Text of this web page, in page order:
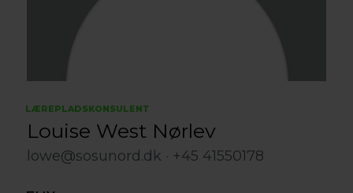
LÆREPLADSKONSULENT
Louise West Nørlev
lowe@sosunord.dk +45 41550178